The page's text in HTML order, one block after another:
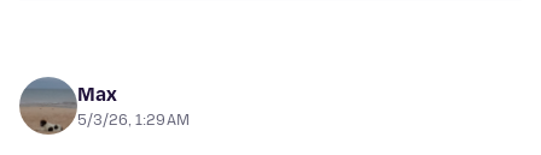
Max
5/3/26, 1:29 AM